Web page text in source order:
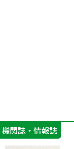
機関誌・情報誌